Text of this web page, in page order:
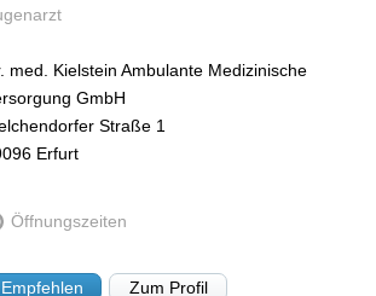
med. Kielstein Ambulante Medizinische
GmbH
Straße 1
Erfurt
Öffnungszeiten
Empfehlen Zum Profil